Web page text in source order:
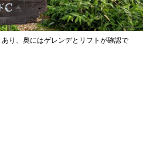
り、奥にはゲレンデとリフトが確認で